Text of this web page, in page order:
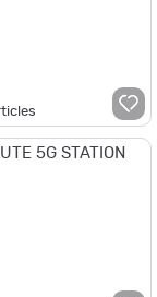
5G STATION